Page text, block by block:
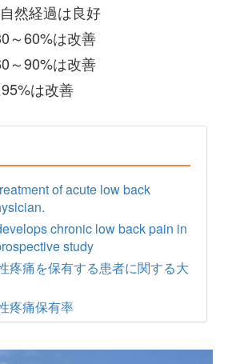
然経過は良好
～60%は改善
～90%は改善
は改善
of acute low back
chronic low back pain in
study
疼痛を保有する患者に関する大
疼痛保有率